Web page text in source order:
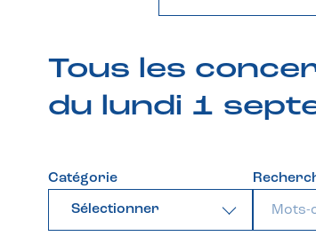
Tous les
du lundi 1
Catégorie
Sélectionner